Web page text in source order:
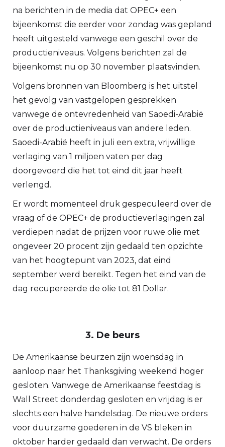
na berichten in de media dat OPEC+ een
bijeenkomst die eerder voor zondag was gepland
heeft uitgesteld vanwege een geschil over de
productieniveaus. Volgens berichten zal de
bijeenkomst nu op 30 november plaatsvinden.
Volgens bronnen van Bloomberg is het uitstel
het gevolg van vastgelopen gesprekken
vanwege de ontevredenheid van Saoedi-Arabië
over de productieniveaus van andere leden.
Saoedi-Arabië heeft in juli een extra, vrijwillige
verlaging van 1 miljoen vaten per dag
doorgevoerd die het tot eind dit jaar heeft
verlengd.
Er wordt momenteel druk gespeculeerd over de
vraag of de OPEC+ de productieverlagingen zal
verdiepen nadat de prijzen voor ruwe olie met
ongeveer 20 procent zijn gedaald ten opzichte
van het hoogtepunt van 2023, dat eind
september werd bereikt. Tegen het eind van de
dag recupereerde de olie tot 81 Dollar.
3. De beurs
De Amerikaanse beurzen zijn woensdag in
aanloop naar het Thanksgiving weekend hoger
gesloten. Vanwege de Amerikaanse feestdag is
Wall Street donderdag gesloten en vrijdag is er
slechts een halve handelsdag. De nieuwe orders
voor duurzame goederen in de VS bleken in
oktober harder gedaald dan verwacht. De orders